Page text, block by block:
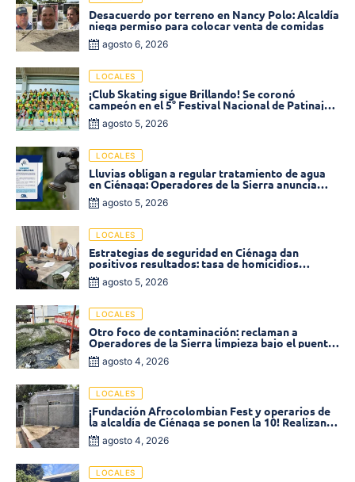
Desacuerdo por terreno en Nancy Polo: Alcaldía
niega permiso para colocar venta de comidas
agosto 6, 2026
LOCALES
¡Club Skating sigue Brillando! Se coronó
campeón en el 5° Festival Nacional de Patinaje
«Soledad sobre Ruedas»
agosto 5, 2026
LOCALES
Lluvias obligan a regular tratamiento de agua
en Ciénaga: Operadores de la Sierra anuncia
baja presión en varios sectores
agosto 5, 2026
LOCALES
Estrategias de seguridad en Ciénaga dan
positivos resultados: tasa de homicidios
disminuyó un 58% en 2026
agosto 5, 2026
LOCALES
Otro foco de contaminación: reclaman a
Operadores de la Sierra limpieza bajo el puente
de la calle 19 con carrera 11
agosto 4, 2026
LOCALES
¡Fundación Afrocolombian Fest y operarios de
la alcaldía de Ciénaga se ponen la 10! Realizan
limpieza de la parte posterior del Coliseo
Monumental
agosto 4, 2026
LOCALES